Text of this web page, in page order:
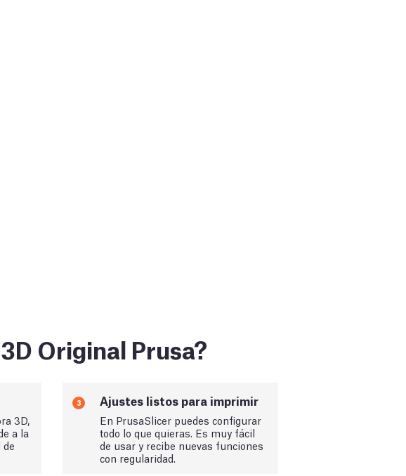
Original Prusa?
3D,
a la
de
3 Ajustes listos para imprimir
En PrusaSlicer puedes configurar
todo lo que quieras. Es muy fácil
de usar y recibe nuevas funciones
con regularidad.